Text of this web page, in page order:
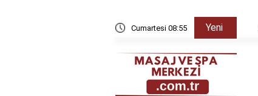
Cumartesi 08:55 Yeni